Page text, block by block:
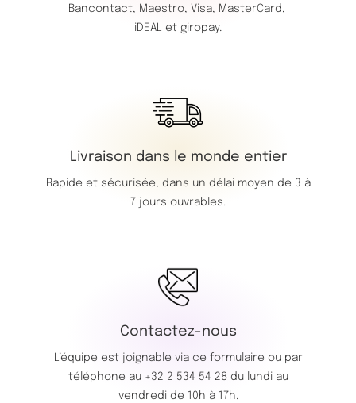
Bancontact, Maestro, Visa, MasterCard,
iDEAL et giropay.
Livraison dans le monde entier
Rapide et sécurisée, dans un délai moyen de 3 à
7 jours ouvrables.
Contactez-nous
L’équipe est joignable via ce formulaire ou par
téléphone au +32 2 534 54 28du lundi au
vendredi de 10h à 17h.